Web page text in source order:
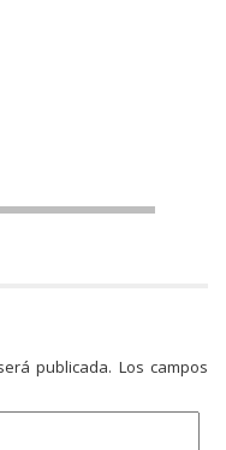
publicada. Los campos